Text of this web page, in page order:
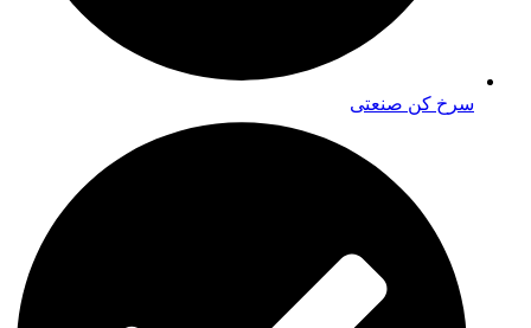
سرخ کن صنعتی